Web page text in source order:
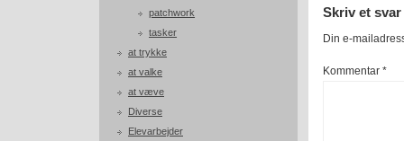
patchwork
tasker
at trykke
at valke
at væve
Diverse
Elevarbejder
Skriv et svar
Din e-
Kommentar *